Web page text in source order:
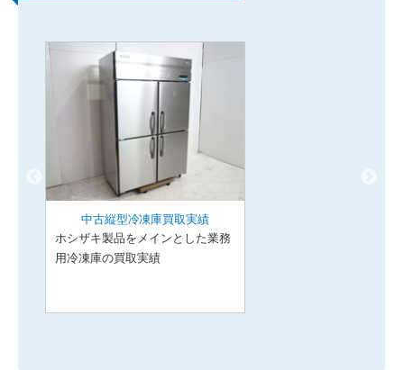
中古縦型冷凍庫買取実績
ホシザキ製品をメインとした業務
用冷凍庫の買取実績